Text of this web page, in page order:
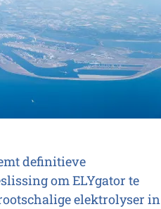
definitieve
om ELYgator te
elektrolyser in